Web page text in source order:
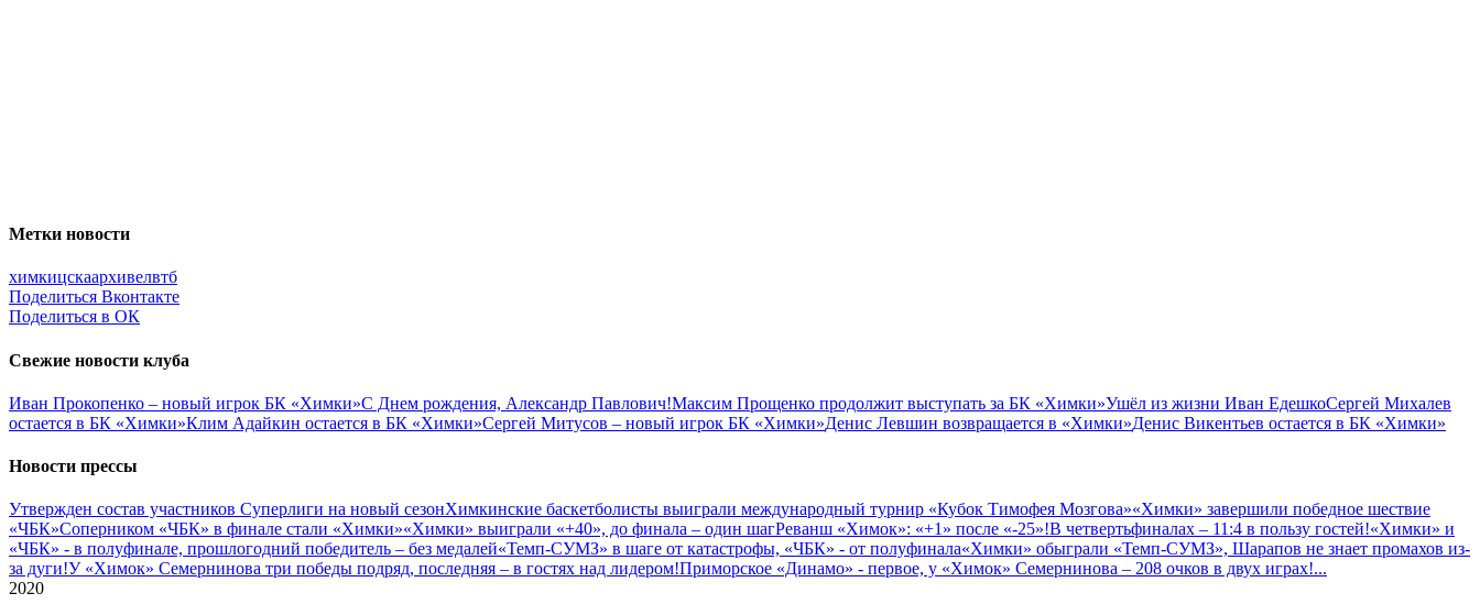
Метки новости
химкицскаархивелвтб
Поделиться Вконтакте
Поделиться в ОК
Свежие новости клуба
Иван Прокопенко – новый игрок БК «Химки»С Днем рождения, Александр Павлович!Максим Прощенко продолжит выступать за БК «Химки»Ушёл из жизни Иван ЕдешкоСергей Михалев
остается в БК «Химки»Клим Адайкин остается в БК «Химки»Сергей Митусов – новый игрок БК «Химки»Денис Левшин возвращается в «Химки»Денис Викентьев остается в БК «Химки»
Новости прессы
Утвержден состав участников Cуперлиги на новый сезонХимкинские баскетболисты выиграли международный турнир «Кубок Тимофея Мозгова»«Химки» завершили победное шествие
«ЧБК»Соперником «ЧБК» в финале стали «Химки»«Химки» выиграли «+40», до финала – один шагРеванш «Химок»: «+1» после «-25»!В четвертьфиналах – 11:4 в пользу гостей!«Химки» и
«ЧБК» - в полуфинале, прошлогодний победитель – без медалей«Темп-СУМЗ» в шаге от катастрофы, «ЧБК» - от полуфинала«Химки» обыграли «Темп-СУМЗ», Шарапов не знает промахов из-
за дуги!У «Химок» Семернинова три победы подряд, последняя – в гостях над лидером!Приморское «Динамо» - первое, у «Химок» Семернинова – 208 очков в двух играх!...
2020